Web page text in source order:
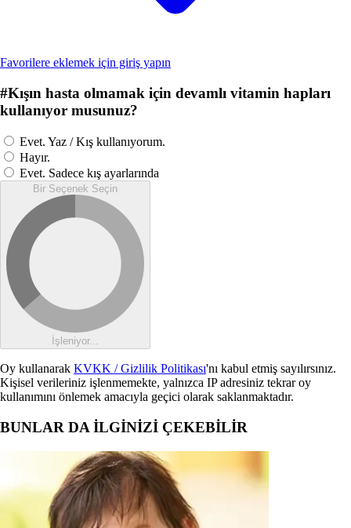
Favorilere eklemek için giriş yapın
#Kışın hasta olmamak için devamlı vitamin hapları
kullanıyor musunuz?
Evet. Yaz / Kış kullanıyorum.
Hayır.
Evet. Sadece kış ayarlarında
Bir Seçenek Seçin
İşleniyor...
Oy kullanarak KVKK / Gizlilik Politikası'nı kabul etmiş sayılırsınız.
Kişisel verileriniz işlenmemekte, yalnızca IP adresiniz tekrar oy
kullanımını önlemek amacıyla geçici olarak saklanmaktadır.
BUNLAR DA İLGİNİZİ ÇEKEBİLİR